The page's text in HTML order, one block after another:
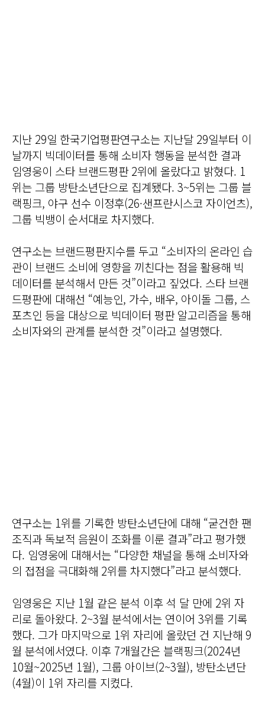
지난 29일 한국기업평판연구소는 지난달 29일부터 이
날까지 빅데이터를 통해 소비자 행동을 분석한 결과
임영웅이 스타 브랜드평판 2위에 올랐다고 밝혔다. 1
위는 그룹 방탄소년단으로 집계됐다. 3~5위는 그룹 블
랙핑크, 야구 선수 이정후(26·샌프란시스코 자이언츠),
그룹 빅뱅이 순서대로 차지했다.
연구소는 브랜드평판지수를 두고 “소비자의 온라인 습
관이 브랜드 소비에 영향을 끼친다는 점을 활용해 빅
데이터를 분석해서 만든 것”이라고 짚었다. 스타 브랜
드평판에 대해선 “예능인, 가수, 배우, 아이돌 그룹, 스
포츠인 등을 대상으로 빅데이터 평판 알고리즘을 통해
소비자와의 관계를 분석한 것”이라고 설명했다.
연구소는 1위를 기록한 방탄소년단에 대해 “굳건한 팬
조직과 독보적 음원이 조화를 이룬 결과”라고 평가했
다. 임영웅에 대해서는 “다양한 채널을 통해 소비자와
의 접점을 극대화해 2위를 차지했다”라고 분석했다.
임영웅은 지난 1월 같은 분석 이후 석 달 만에 2위 자
리로 돌아왔다. 2~3월 분석에서는 연이어 3위를 기록
했다. 그가 마지막으로 1위 자리에 올랐던 건 지난해 9
월 분석에서였다. 이후 7개월간은 블랙핑크(2024년
10월~2025년 1월), 그룹 아이브(2~3월), 방탄소년단
(4월)이 1위 자리를 지켰다.